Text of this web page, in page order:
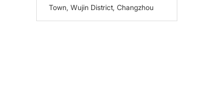
Town, Wujin District, Changzhou